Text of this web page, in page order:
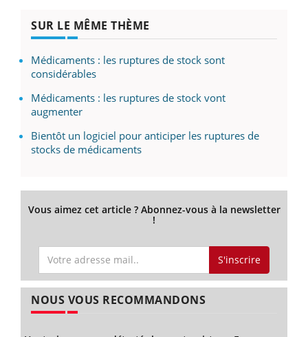
SUR LE MÊME THÈME
Médicaments : les ruptures de stock sont
considérables
Médicaments : les ruptures de stock vont
augmenter
Bientôt un logiciel pour anticiper les ruptures de
stocks de médicaments
Vous aimez cet article ? Abonnez-vous à la newsletter
!
S'inscrire
NOUS VOUS RECOMMANDONS